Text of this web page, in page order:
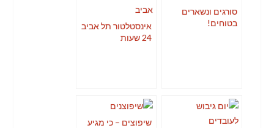
סורגים ונשארים
בטוחים!
אינסטלטור תל אביב
24 שעות
שיפוצים – כי מגיע